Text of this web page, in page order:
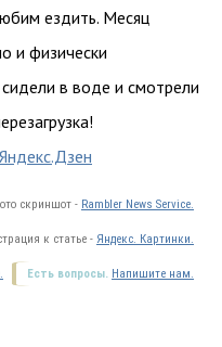
ездить. Месяц
и физически
в воде и смотрели
Яндекс.Дзен
скриншот - Rambler News Service.
к статье - Яндекс. Картинки.
Есть вопросы. Напишите нам.